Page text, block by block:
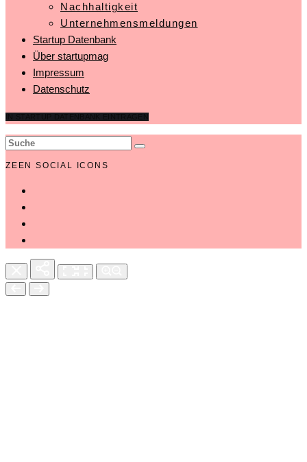
Nachhaltigkeit
Unternehmensmeldungen
Startup Datenbank
Über startupmag
Impressum
Datenschutz
ZEEN SOCIAL ICONS